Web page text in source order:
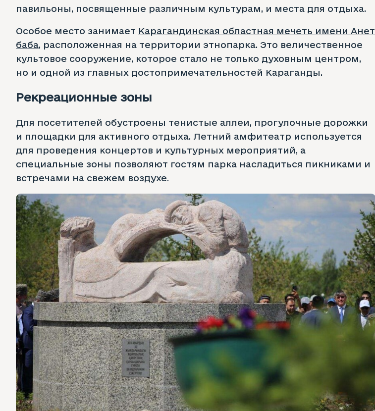
павильоны, посвященные различным культурам, и места для отдыха.
Особое место занимает Карагандинская областная мечеть имени Анет
баба, расположенная на территории этнопарка. Это величественное
культовое сооружение, которое стало не только духовным центром,
но и одной из главных достопримечательностей Караганды.
Рекреационные зоны
Для посетителей обустроены тенистые аллеи, прогулочные дорожки
и площадки для активного отдыха. Летний амфитеатр используется
для проведения концертов и культурных мероприятий, а
специальные зоны позволяют гостям парка насладиться пикниками и
встречами на свежем воздухе.